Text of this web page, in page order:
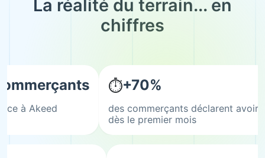
La réalité du terrain... en
chiffres
à Akeed
⏱+70%
des commerçants déclarent avoir
dès le premier mois